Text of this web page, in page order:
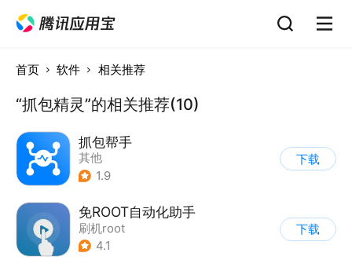
首页 软件 相关推荐
“抓包精灵”的相关推荐(10)
抓包帮手
其他
1.9
下载
免ROOT自动化助手
刷机root
4.1
下载